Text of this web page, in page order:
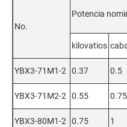
No.
Potencia
kilovatios
YBX3-71M1-2 0.37 0.5
YBX3-71M2-2 0.55 0.75
YBX3-80M1-2 0.75 1